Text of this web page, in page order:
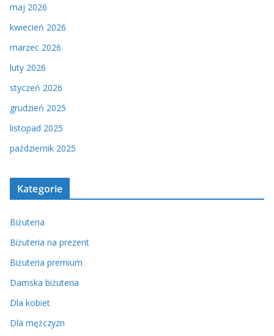
maj 2026
kwiecień 2026
marzec 2026
luty 2026
styczeń 2026
grudzień 2025
listopad 2025
październik 2025
Kategorie
Biżuteria
Biżuteria na prezent
Biżuteria premium
Damska biżuteria
Dla kobiet
Dla mężczyzn